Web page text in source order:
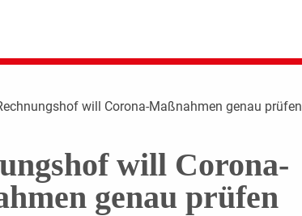
will Corona-Maßnahmen genau prüfen
will Corona-
genau prüfen